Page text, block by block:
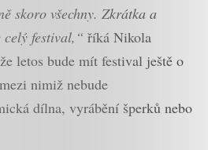
skoro všechny. Zkrátka a
festival,“ říká Nikola
letos bude mít festival ještě o
nimiž nebude
dílna, vyrábění šperků nebo